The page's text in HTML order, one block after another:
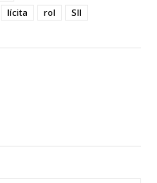
lícita rol SII